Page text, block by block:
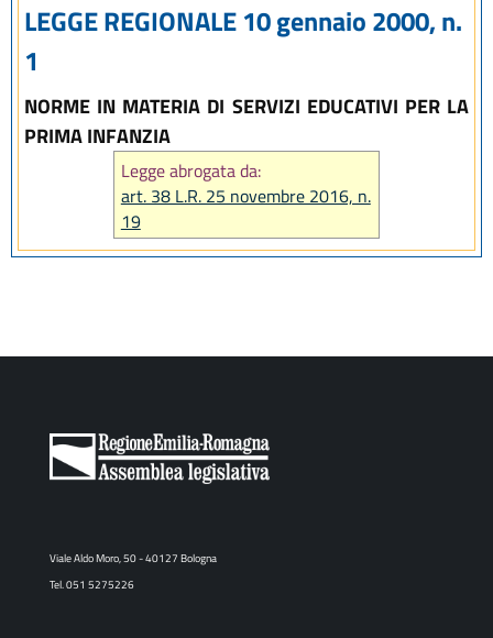
LEGGE REGIONALE 10 gennaio 2000, n.
1
NORME IN MATERIA DI SERVIZI EDUCATIVI PER LA
PRIMA INFANZIA
Legge abrogata da:
art. 38 L.R. 25 novembre 2016, n.
19
Viale Aldo Moro, 50 - 40127 Bologna
Tel. 051 5275226